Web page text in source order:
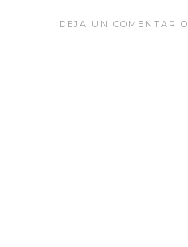
DEJA UN COMENTARIO